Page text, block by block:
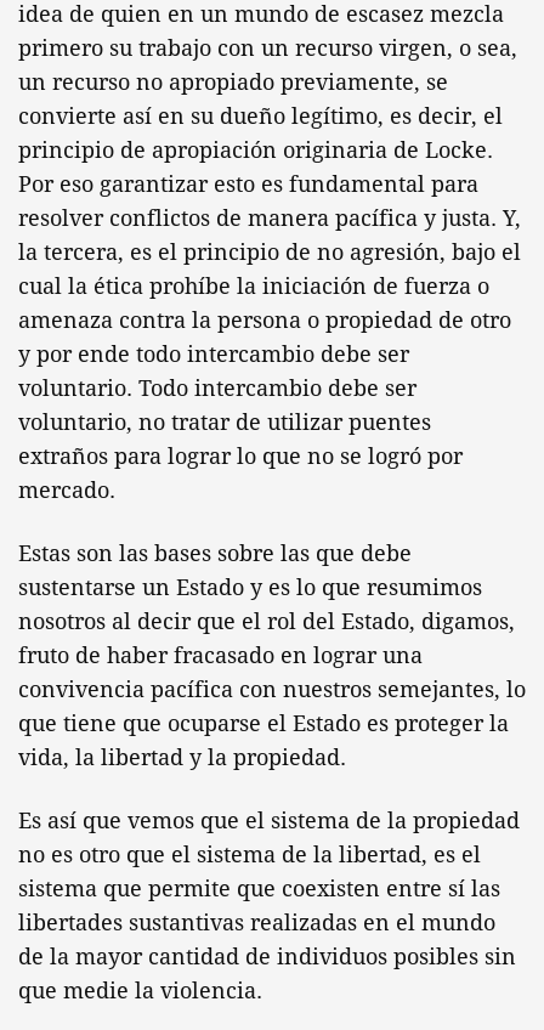
idea de quien en un mundo de escasez mezcla
primero su trabajo con un recurso virgen, o sea,
un recurso no apropiado previamente, se
convierte así en su dueño legítimo, es decir, el
principio de apropiación originaria de Locke.
Por eso garantizar esto es fundamental para
resolver conflictos de manera pacífica y justa. Y,
la tercera, es el principio de no agresión, bajo el
cual la ética prohíbe la iniciación de fuerza o
amenaza contra la persona o propiedad de otro
y por ende todo intercambio debe ser
voluntario. Todo intercambio debe ser
voluntario, no tratar de utilizar puentes
extraños para lograr lo que no se logró por
mercado.
Estas son las bases sobre las que debe
sustentarse un Estado y es lo que resumimos
nosotros al decir que el rol del Estado, digamos,
fruto de haber fracasado en lograr una
convivencia pacífica con nuestros semejantes, lo
que tiene que ocuparse el Estado es proteger la
vida, la libertad y la propiedad.
Es así que vemos que el sistema de la propiedad
no es otro que el sistema de la libertad, es el
sistema que permite que coexisten entre sí las
libertades sustantivas realizadas en el mundo
de la mayor cantidad de individuos posibles sin
que medie la violencia.